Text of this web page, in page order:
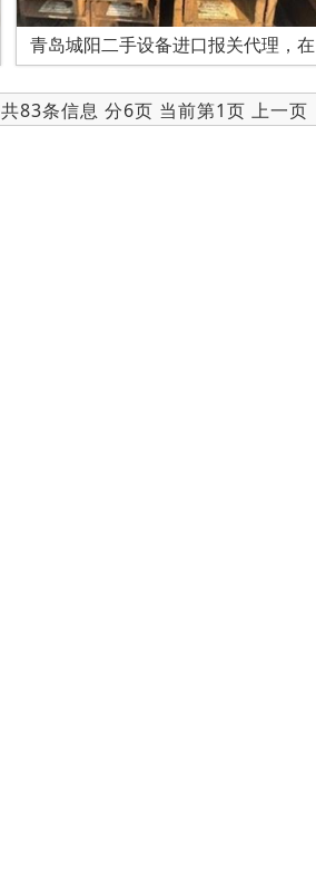
青岛城阳二手设备进口报关代理，在
共83条信息 分6页 当前第1页 上一页